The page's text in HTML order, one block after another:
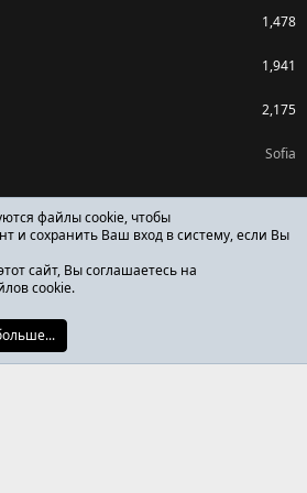
1,478
1,941
2,175
Sofia
файлы cookie, чтобы
и сохранить Ваш вход в систему, если Вы
сайт, Вы соглашаетесь на
cookie.